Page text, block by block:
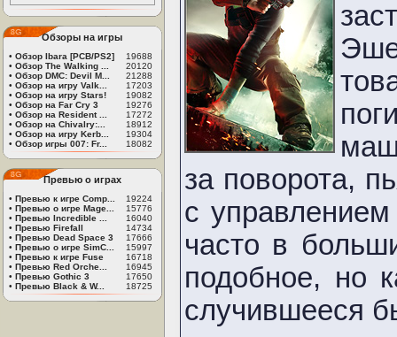
Обзоры на игры
• Обзор Ibara [PCB/PS2]
19688
• Обзор The Walking ...
20120
• Обзор DMC: Devil M...
21288
• Обзор на игру Valk...
17203
• Обзор на игру Stars!
19082
• Обзор на Far Cry 3
19276
• Обзор на Resident ...
17272
• Обзор на Chivalry:...
18912
• Обзор на игру Kerb...
19304
• Обзор игры 007: Fr... 18082
Превью о играх
• Превью к игре Comp...
19224
• Превью о игре Mage...
15776
• Превью Incredible ...
16040
• Превью Firefall
14734
• Превью Dead Space 3
17666
• Превью о игре SimC...
15997
• Превью к игре Fuse
16718
• Превью Red Orche...
16945
• Превью Gothic 3
17650
• Превью Black & W... 18725
за поворота,
с
часто в
подобное, но
случившееся